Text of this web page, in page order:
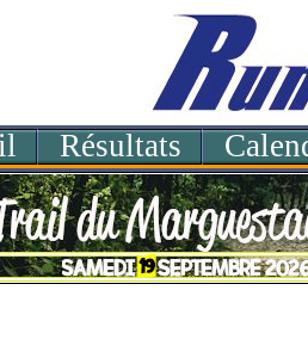
Résultats